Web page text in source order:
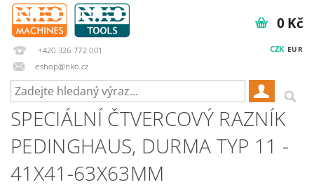
+420 326 772 001
eshop@nko.cz
CZK EUR
0 Kč
SPECIÁLNÍ ČTVERCOVÝ RAZNÍK
PEDINGHAUS, DURMA TYP 11 -
41X41-63X63MM